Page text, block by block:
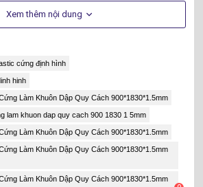
PVC CỨNG:
có độ cứng và độ bền tốt, giúp khuôn
nó phù hợp để sản xuất các sản phẩm
Có thể dễ dàng gia công tấm nhựa PVC
phức tạp, điều này giúp tạo ra cáckhuôn
với các chất liêu nhựa khác thì nhựa PVC
Xem thêm nội dung
cứng định hình
hinh
Làm Khuôn Dập Quy Cách 900*1830*1.5mm
lam khuon dap quy cach 900 1830 1 5mm
Làm Khuôn Dập Quy Cách 900*1830*1.5mm
Làm Khuôn Dập Quy Cách 900*1830*1.5mm
Làm Khuôn Dập Quy Cách 900*1830*1.5mm